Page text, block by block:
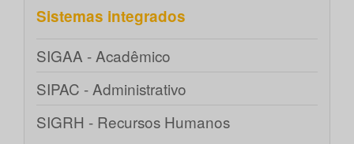
Sistemas integrados
SIGAA - Acadêmico
SIPAC - Administrativo
SIGRH - Recursos Humanos